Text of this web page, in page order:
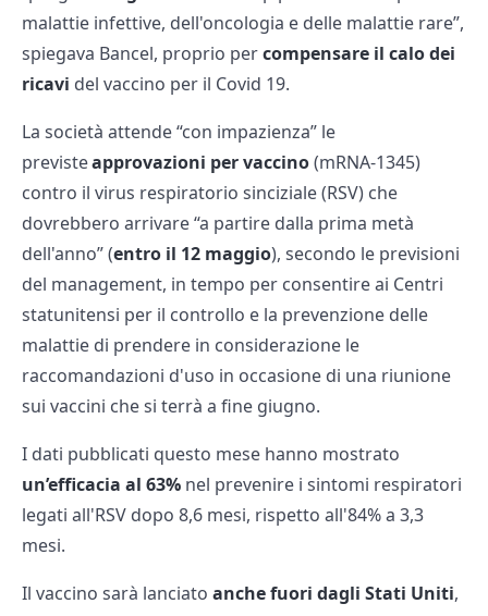
malattie infettive, dell'oncologia e delle malattie rare”,
spiegava Bancel, proprio percompensare il calo dei
ricavi del vaccino per il Covid 19.
La società attende “con impazienza” le
previsteapprovazioni per vaccino(mRNA-1345)
contro il virus respiratorio sinciziale (RSV) che
dovrebbero arrivare “a partire dalla prima metà
dell'anno” (entro il 12 maggio), secondo le previsioni
del management, in tempo per consentire ai Centri
statunitensi per il controllo e la prevenzione delle
malattie di prendere in considerazione le
raccomandazioni d'uso in occasione di una riunione
sui vaccini che si terrà a fine giugno.
I dati pubblicati questo mese hanno mostrato
un’efficacia al 63% nel prevenire i sintomi respiratori
legati all'RSV dopo 8,6 mesi, rispetto all'84% a 3,3
mesi.
Il vaccino sarà lanciato anche fuori dagli Stati Uniti,